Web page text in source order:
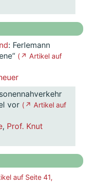
: Ferlemann
( ↗ Artikel auf
vor ( ↗ Artikel auf
, Prof. Knut
auf Seite 41,